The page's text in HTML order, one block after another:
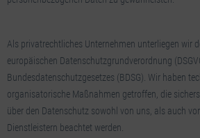
Als privatrechtliches Unternehmen unterliegen wir
europäischen Datenschutzgrundverordnung
Bundesdatenschutzgesetzes (BDSG). Wir haben
organisatorische Maßnahmen getroffen, die
über den Datenschutz sowohl von uns, als auch
Dienstleistern beachtet werden.